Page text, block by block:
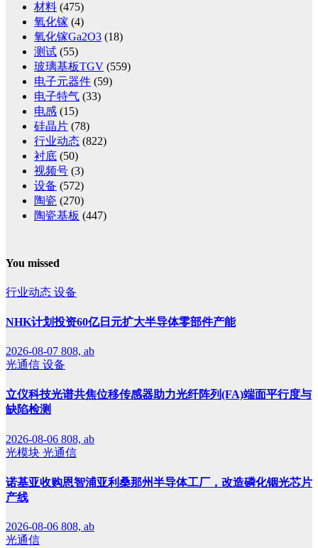
材料 (475)
氧化镓 (4)
氧化镓Ga2O3 (18)
测试 (55)
玻璃基板TGV (559)
电子元器件 (59)
电子特气 (33)
电感 (15)
硅晶片 (78)
行业动态 (822)
衬底 (50)
视频号 (3)
设备 (572)
陶瓷 (270)
陶瓷基板 (447)
You missed
行业动态 设备
NHK计划投资60亿日元扩大半导体零部件产能
2026-08-07 808, ab
光通信 设备
立仪科技光谱共焦位移传感器助力光纤阵列(FA)端面平行度与
缺陷检测
2026-08-06 808, ab
光模块 光通信
诺基亚收购恩智浦亚利桑那州半导体工厂，改造磷化铟光芯片
产线
2026-08-06 808, ab
光通信